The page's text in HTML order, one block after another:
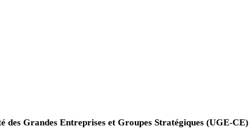
des Grandes Entreprises et Groupes Stratégiques (UGE-CE)